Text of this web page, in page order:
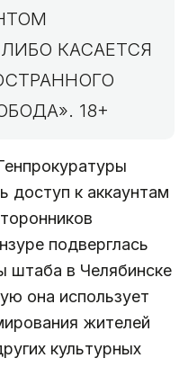
КАСАЕТСЯ
18+
доступ к аккаунтам
подверглась
штаба в Челябинске
она использует
жителей
культурных